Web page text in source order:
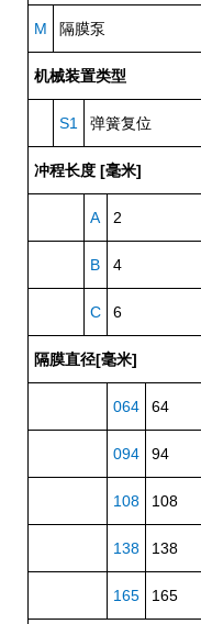
M 隔膜泵
机械装置类型
S1 弹簧复位
冲程长度 [毫米]
A 2
B 4
C 6
隔膜直径[毫米]
064 64
094 94
108 108
138 138
165 165